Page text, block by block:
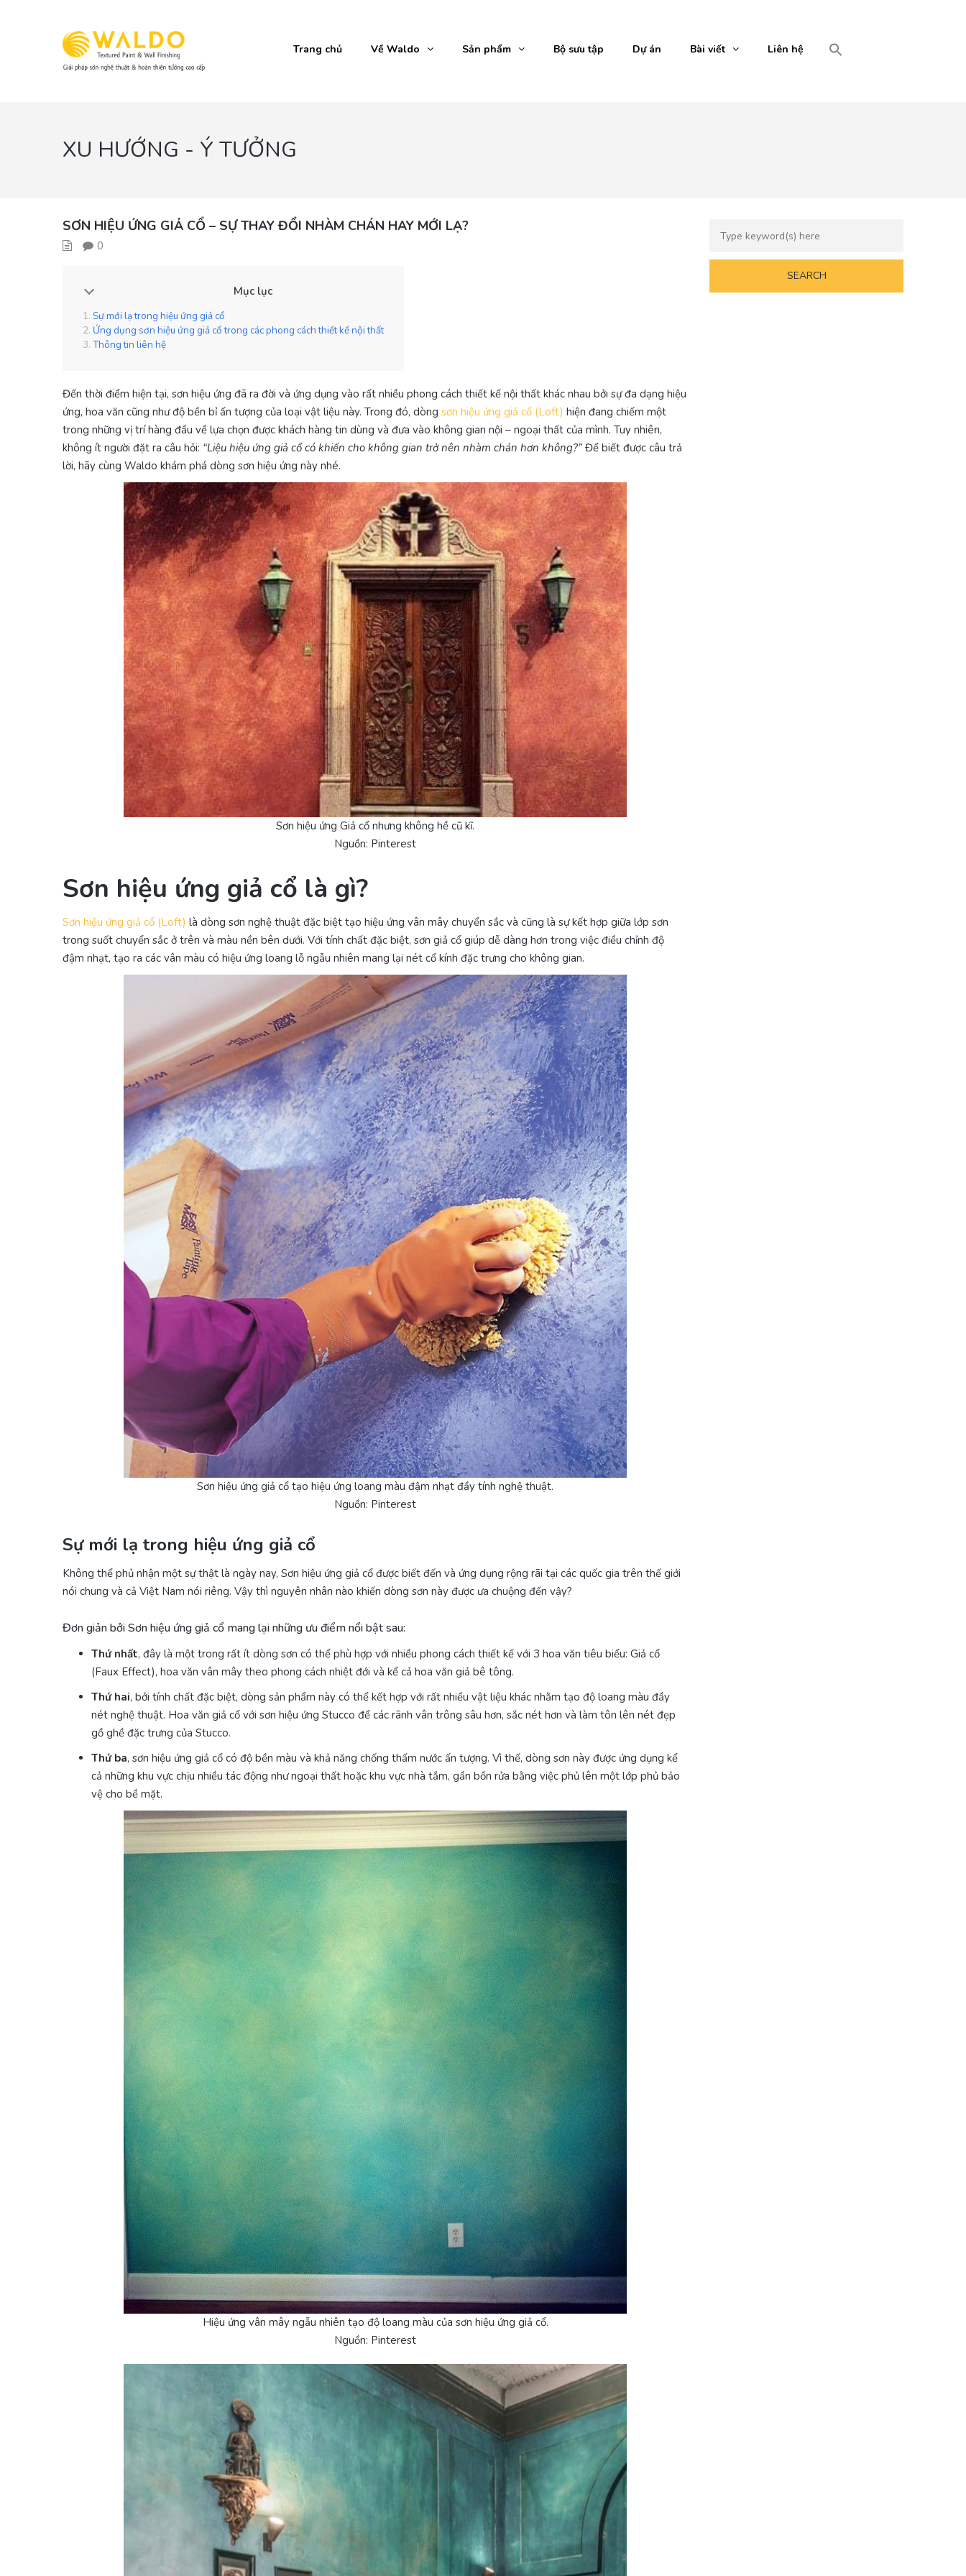
Trang chủ Về Waldo Sản phẩm Bộ sưu tập Dự án Bài viết Liên hệ
XU HƯỚNG - Ý TƯỞNG
SƠN HIỆU ỨNG GIẢ CỔ – SỰ THAY ĐỔI NHÀM CHÁN HAY MỚI LẠ?
0
Mục lục
Sự mới lạ trong hiệu ứng giả cổ
Ứng dụng sơn hiệu ứng giả cổ trong các phong cách thiết kế nội thất
Thông tin liên hệ
Đến thời điểm hiện tại, sơn hiệu ứng đã ra đời và ứng dụng vào rất nhiều phong cách thiết kế nội thất khác nhau bởi sự đa dạng hiệu
ứng, hoa văn cũng như độ bền bỉ ấn tượng của loại vật liệu này. Trong đó, dòng sơn hiệu ứng giả cổ (Loft) hiện đang chiếm một
trong những vị trí hàng đầu về lựa chọn được khách hàng tin dùng và đưa vào không gian nội – ngoại thất của mình. Tuy nhiên,
không ít người đặt ra câu hỏi: “Liệu hiệu ứng giả cổ có khiến cho không gian trở nên nhàm chán hơn không?” Để biết được câu trả
lời, hãy cùng Waldo khám phá dòng sơn hiệu ứng này nhé.
Sơn hiệu ứng Giả cổ nhưng không hề cũ kĩ.
Nguồn: Pinterest
Sơn hiệu ứng giả cổ là gì?
Sơn hiệu ứng giả cổ (Loft) là dòng sơn nghệ thuật đặc biệt tạo hiệu ứng vân mây chuyển sắc và cũng là sự kết hợp giữa lớp sơn
trong suốt chuyển sắc ở trên và màu nền bên dưới. Với tính chất đặc biệt, sơn giả cổ giúp dễ dàng hơn trong việc điều chỉnh độ
đậm nhạt, tạo ra các vân màu có hiệu ứng loang lỗ ngẫu nhiên mang lại nét cổ kính đặc trưng cho không gian.
Sơn hiệu ứng giả cổ tạo hiệu ứng loang màu đậm nhạt đầy tính nghệ thuật.
Nguồn: Pinterest
Sự mới lạ trong hiệu ứng giả cổ
Không thể phủ nhận một sự thật là ngày nay, Sơn hiệu ứng giả cổ được biết đến và ứng dụng rộng rãi tại các quốc gia trên thế giới
nói chung và cả Việt Nam nói riêng. Vậy thì nguyên nhân nào khiến dòng sơn này được ưa chuộng đến vậy?
Đơn giản bởi Sơn hiệu ứng giả cổ mang lại những ưu điểm nổi bật sau:
Thứ nhất, đây là một trong rất ít dòng sơn có thể phù hợp với nhiều phong cách thiết kế với 3 hoa văn tiêu biểu: Giả cổ
(Faux Effect), hoa văn vân mây theo phong cách nhiệt đới và kể cả hoa văn giả bê tông.
Thứ hai, bởi tính chất đặc biệt, dòng sản phẩm này có thể kết hợp với rất nhiều vật liệu khác nhằm tạo độ loang màu đầy
nét nghệ thuật. Hoa văn giả cổ với sơn hiệu ứng Stucco để các rãnh vân trông sâu hơn, sắc nét hơn và làm tôn lên nét đẹp
gồ ghề đặc trưng của Stucco.
Thứ ba, sơn hiệu ứng giả cổ có độ bền màu và khả năng chống thấm nước ấn tượng. Vì thế, dòng sơn này được ứng dụng kể
cả những khu vực chịu nhiều tác động như ngoại thất hoặc khu vực nhà tắm, gần bồn rửa bằng việc phủ lên một lớp phủ bảo
vệ cho bề mặt.
Hiệu ứng vân mây ngẫu nhiên tạo độ loang màu của sơn hiệu ứng giả cổ.
Nguồn: Pinterest